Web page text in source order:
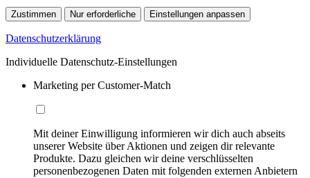
Zustimmen Nur erforderliche Einstellungen anpassen
Datenschutzerklärung
Individuelle Datenschutz-Einstellungen
Marketing per Customer-Match
Mit deiner Einwilligung informieren wir dich auch abseits
unserer Website über Aktionen und zeigen dir relevante
Produkte. Dazu gleichen wir deine verschlüsselten
personenbezogenen Daten mit folgenden externen Anbietern